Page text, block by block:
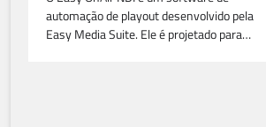
automação de playout desenvolvido pela
Easy Media Suite. Ele é projetado para…